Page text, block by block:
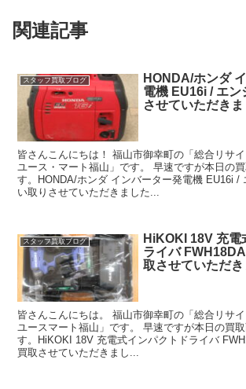
関連記事
スタッフ買取ブログ
HONDA/ホンダ
電機 EU16i / エン
させていただきま
皆さんこんにちは！ 福山市御幸町の「総合リサ
ユース・マート福山」です。 早速ですが本日の
す。HONDA/ホンダ インバーター発電機 EU16i /
い取りさせていただきました...
スタッフ買取ブログ
HiKOKI 18V 充電
ライバ
取させていただき
皆さんこんにちは。 福山市御幸町の「総合リサ
ユースマート福山」です。 早速ですが本日の買
す。HiKOKI 18V 充電式インパクトドライバ
買取させていただきまし...